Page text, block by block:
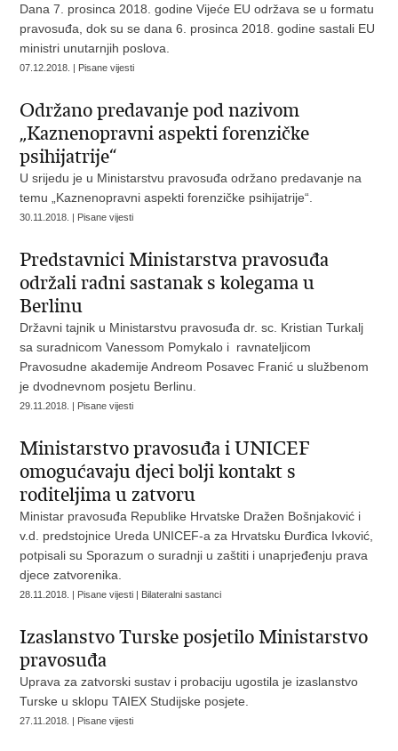
Dana 7. prosinca 2018. godine Vijeće EU održava se u formatu
pravosuđa, dok su se dana 6. prosinca 2018. godine sastali EU
ministri unutarnjih poslova.
07.12.2018. | Pisane vijesti
Održano predavanje pod nazivom
„Kaznenopravni aspekti forenzičke
psihijatrije“
U srijedu je u Ministarstvu pravosuđa održano predavanje na
temu „Kaznenopravni aspekti forenzičke psihijatrije“.
30.11.2018. | Pisane vijesti
Predstavnici Ministarstva pravosuđa
održali radni sastanak s kolegama u
Berlinu
Državni tajnik u Ministarstvu pravosuđa dr. sc. Kristian Turkalj
sa suradnicom Vanessom Pomykalo i ravnateljicom
Pravosudne akademije Andreom Posavec Franić u službenom
je dvodnevnom posjetu Berlinu.
29.11.2018. | Pisane vijesti
Ministarstvo pravosuđa i UNICEF
omogućavaju djeci bolji kontakt s
roditeljima u zatvoru
Ministar pravosuđa Republike Hrvatske Dražen Bošnjaković i
v.d. predstojnice Ureda UNICEF-a za Hrvatsku Đurđica Ivković,
potpisali su Sporazum o suradnji u zaštiti i unaprjeđenju prava
djece zatvorenika.
28.11.2018. | Pisane vijesti | Bilateralni sastanci
Izaslanstvo Turske posjetilo Ministarstvo
pravosuđa
Uprava za zatvorski sustav i probaciju ugostila je izaslanstvo
Turske u sklopu TAIEX Studijske posjete.
27.11.2018. | Pisane vijesti